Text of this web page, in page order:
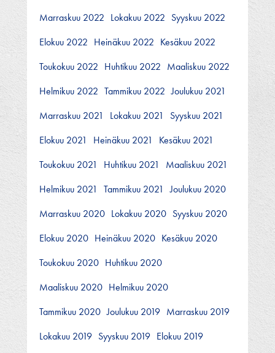
Marraskuu 2022 Lokakuu 2022 Syyskuu 2022
Elokuu 2022 Heinäkuu 2022 Kesäkuu 2022
Toukokuu 2022 Huhtikuu 2022 Maaliskuu 2022
Helmikuu 2022 Tammikuu 2022 Joulukuu 2021
Marraskuu 2021
Lokakuu 2021
Syyskuu 2021
Elokuu 2021
Heinäkuu 2021
Kesäkuu 2021
Toukokuu 2021
Huhtikuu 2021
Maaliskuu 2021
Helmikuu 2021
Tammikuu 2021
Joulukuu 2020
Marraskuu 2020 Lokakuu 2020 Syyskuu 2020
Elokuu 2020 Heinäkuu 2020 Kesäkuu 2020
Toukokuu 2020 Huhtikuu 2020
Maaliskuu 2020 Helmikuu 2020
Tammikuu 2020 Joulukuu 2019 Marraskuu 2019
Lokakuu 2019 Syyskuu 2019 Elokuu 2019